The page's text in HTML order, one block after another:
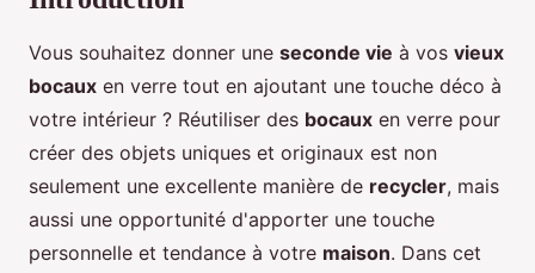
Vous souhaitez donner une seconde vie à vos vieux
bocaux en verre tout en ajoutant une touche déco à
votre intérieur ? Réutiliser des bocaux en verre pour
créer des objets uniques et originaux est non
seulement une excellente manière de recycler, mais
aussi une opportunité d'apporter une touche
personnelle et tendance à votre maison. Dans cet